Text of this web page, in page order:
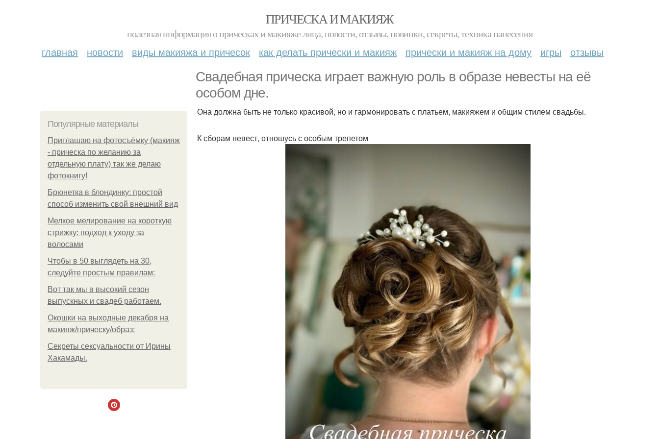
ПРИЧЕСКА И МАКИЯЖ
полезная информация о прическах и макияже лица, новости, отзывы, новинки, секреты, техника нанесения
главная новости виды макияжа и причесок как делать прически и макияж прически и макияж на дому игры отзывы
Свадебная прическа играет важную роль в образе невесты на её
особом дне.
Популярные материалы
Приглашаю на фотосъёмку (макияж
- прическа по желанию за
отдельную плату) так же делаю
фотокнигу!
Брюнетка в блондинку: простой
способ изменить свой внешний вид
Мелкое мелирование на короткую
стрижку: подход к уходу за
волосами
Чтобы в 50 выглядеть на 30,
следуйте простым правилам:
Вот так мы в высокий сезон
выпускных и свадеб работаем.
Окошки на выходные декабря на
макияж/прическу/образ:
Секреты сексуальности от Ирины
Хакамады.
Она должна быть не только красивой, но и гармонировать с платьем, макияжем и общим стилем свадьбы.
К сборам невест, отношусь с особым трепетом